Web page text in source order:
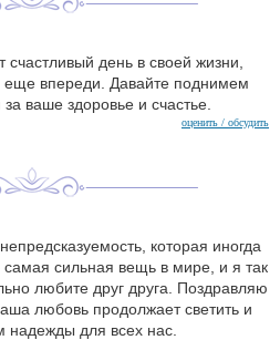
счастливый день в своей жизни,
еще впереди. Давайте поднимем
ваше здоровье и счастье.
оценить / обсудить
которая иногда
сильная вещь в мире, и я так
любите друг друга. Поздравляю
любовь продолжает светить и
надежды для всех нас.